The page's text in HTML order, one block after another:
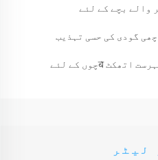
والے بچے کے لئے
لیٹر